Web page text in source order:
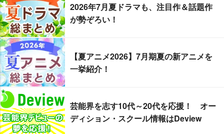
2026年7月夏ドラマも、注目作＆話題作
が勢ぞろい！
【夏アニメ2026】7月期夏の新アニメを
一挙紹介！
芸能界を志す10代～20代を応援！ オー
ディション・スクール情報はDeview